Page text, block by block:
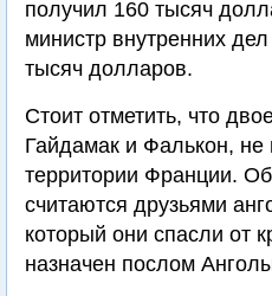
получил 160 тысяч
министр внутренних
тысяч долларов.
Стоит отметить, что
Гайдамак и Фалькон, не
территории Франции.
считаются друзьями
который они спасли от
назначен послом